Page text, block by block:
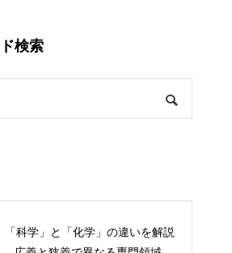
検索
「科学」と「化学」の違いを解説